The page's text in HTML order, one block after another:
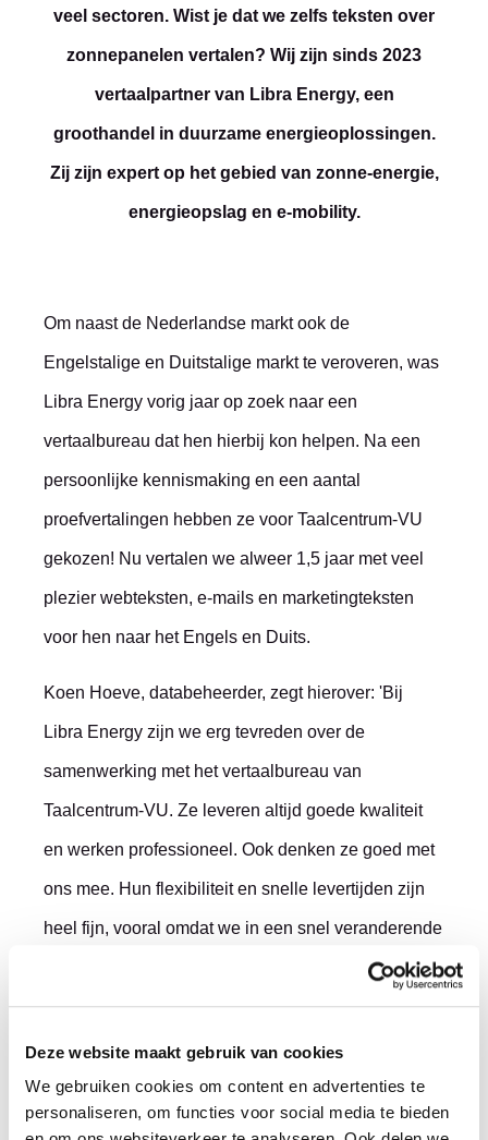
Deze website maakt gebruik van cookies
We gebruiken cookies om content en advertenties te
personaliseren, om functies voor social media te bieden
veel sectoren. Wist je dat we zelfs teksten over
zonnepanelen vertalen? Wij zijn sinds 2023
vertaalpartner van Libra Energy, een
groothandel in duurzame energieoplossingen.
Zij zijn expert op het gebied van zonne-energie,
energieopslag en e-mobility.
Om naast de Nederlandse markt ook de
Engelstalige en Duitstalige markt te veroveren, was
Libra Energy vorig jaar op zoek naar een
vertaalbureau dat hen hierbij kon helpen. Na een
persoonlijke kennismaking en een aantal
proefvertalingen hebben ze voor Taalcentrum-VU
gekozen! Nu vertalen we alweer 1,5 jaar met veel
plezier webteksten, e-mails en marketingteksten
voor hen naar het Engels en Duits.
Koen Hoeve, databeheerder, zegt hierover: 'Bij
Libra Energy zijn we erg tevreden over de
samenwerking met het vertaalbureau van
Taalcentrum-VU. Ze leveren altijd goede kwaliteit
en werken professioneel. Ook denken ze goed met
ons mee. Hun flexibiliteit en snelle levertijden zijn
heel fijn, vooral omdat we in een snel veranderende
branche werken. Door hun nauwkeurige vertalingen
kunnen we zonder zorgen communiceren met onze
internationale partners en klanten, wat belangrijk is
voor ons succes.'